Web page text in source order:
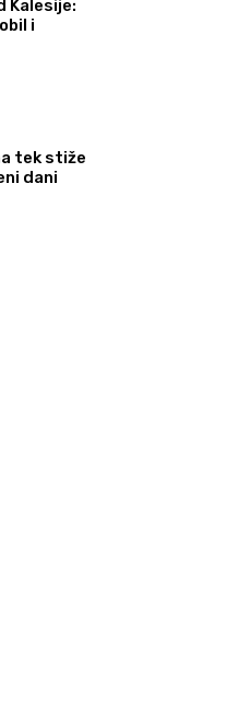
Kalesije:
i
tek stiže
dani